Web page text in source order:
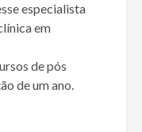
especialista
em
de pós
de um ano.